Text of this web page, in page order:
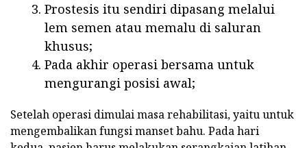
Prostesis itu sendiri dipasang melalui
lem semen atau memalu di saluran
khusus;
Pada akhir operasi bersama untuk
mengurangi posisi awal;
Setelah operasi dimulai masa rehabilitasi, yaitu untuk
mengembalikan fungsi manset bahu. Pada hari